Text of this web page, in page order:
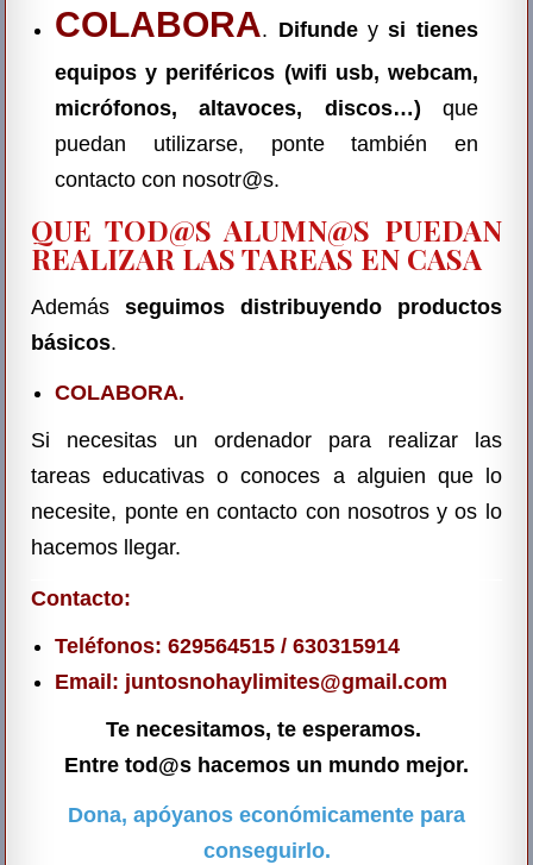
COLABORA. Difundeysi tienes
equipos y periféricos (wifi usb, webcam,
micrófonos, altavoces, discos…) que
puedan utilizarse, ponte también en
contacto con nosotr@s.
QUE TOD@S ALUMN@S PUEDAN
REALIZAR LAS TAREAS EN CASA
Ademásseguimos distribuyendo productos
básicos.
COLABORA.
Si necesitas un ordenador para realizar las
tareas educativas o conoces a alguien que lo
necesite, ponte en contacto con nosotros y os lo
hacemos llegar.
Contacto:
Teléfonos: 629564515 / 630315914
Email: juntosnohaylimites@gmail.com
Te necesitamos, te esperamos.
Entre tod@s hacemos un mundo mejor.
Dona, apóyanos económicamente para
conseguirlo.